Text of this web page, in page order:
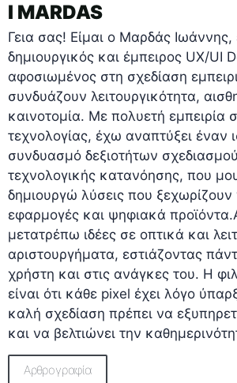
I MARDAS
Γεια σας! Είμαι ο Μαρδάς Ιωάννης,
δημιουργικός και έμπειρος UX/UI
αφοσιωμένος στη σχεδίαση
συνδυάζουν λειτουργικότητα,
καινοτομία. Με πολυετή εμπειρία
τεχνολογίας, έχω αναπτύξει έναν
συνδυασμό δεξιοτήτων
τεχνολογικής κατανόησης, που
δημιουργώ λύσεις που ξεχωρίζουν
εφαρμογές και ψηφιακά
μετατρέπω ιδέες σε οπτικά και
αριστουργήματα, εστιάζοντας
χρήστη και στις ανάγκες του. Η
είναι ότι κάθε pixel έχει λόγο
καλή σχεδίαση πρέπει να
και να βελτιώνει την
Αρθρογραφία